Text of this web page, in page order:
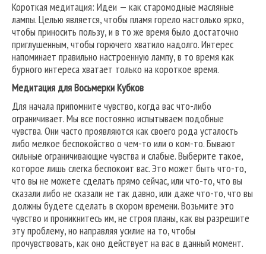
Короткая медитация: Идеи — как старомодные масляные
лампы. Целью является, чтобы пламя горело настолько ярко,
чтобы приносить пользу, и в то же время было достаточно
приглушенным, чтобы горючего хватило надолго. Интерес
напоминает правильно настроенную лампу, в то время как
бурного интереса хватает только на короткое время.
Медитация для Восьмерки Кубков
Для начала припомните чувство, когда вас что-либо
ограничивает. Мы все постоянно испытываем подобные
чувства. Они часто проявляются как своего рода усталость
либо мелкое беспокойство о чем-то или о ком-то. Бывают
сильные ограничивающие чувства и слабые. Выберите такое,
которое лишь слегка беспокоит вас. Это может быть что-то,
что вы не можете сделать прямо сейчас, или что-то, что вы
сказали либо не сказали не так давно, или даже что-то, что вы
должны будете сделать в скором времени. Возьмите это
чувство и проникнитесь им, не строя планы, как вы разрешите
эту проблему, но направляя усилие на то, чтобы
прочувствовать, как оно действует на вас в данный момент.